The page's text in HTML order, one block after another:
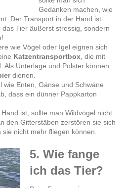
Gedanken machen, wie
Der Transport in der Hand ist
Tier äußerst stressig, sondern
wie Vögel oder Igel eignen sich
Katzentransportbox , die mit
Als Unterlage und Polster können
dienen.
wie Enten, Gänse und Schwäne
dass ein dünner Pappkarton
ist, sollte man Wildvögel nicht
den Gitterstäben zerstören sie sich
nicht mehr fliegen können.
5. Wie fange
ich das Tier?